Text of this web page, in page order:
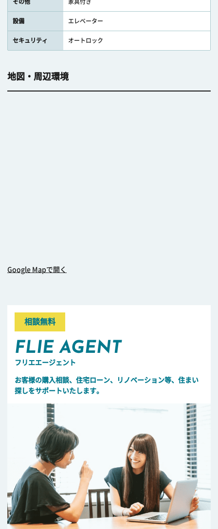
その他 家具付き
設備 エレベーター
セキュリティ オートロック
地図・周辺環境
Google Mapで開く
相談無料
FLIE AGENT
フリエエージェント
お客様の購入相談、住宅ローン、リノベーション等、住まい
探しをサポートいたします。